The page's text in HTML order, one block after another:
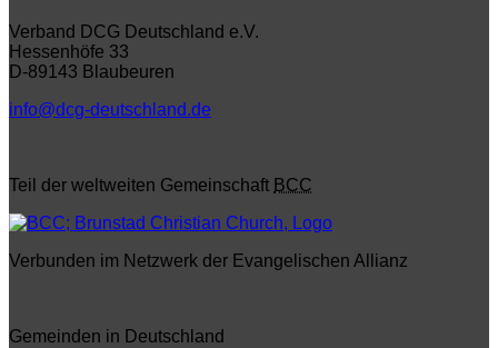
Verband DCG Deutschland e.V.
Hessenhöfe 33
D-89143 Blaubeuren
info@dcg-deutschland.de
Teil der weltweiten Gemeinschaft BCC
Verbunden im Netzwerk der Evangelischen Allianz
Gemeinden in Deutschland